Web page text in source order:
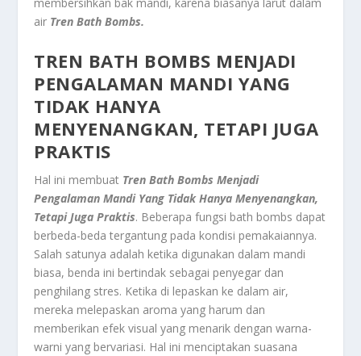
membersihkan bak mandi, karena biasanya larut dalam
air Tren Bath Bombs.
TREN BATH BOMBS MENJADI
PENGALAMAN MANDI YANG
TIDAK HANYA
MENYENANGKAN, TETAPI JUGA
PRAKTIS
Hal ini membuat Tren Bath Bombs Menjadi
Pengalaman Mandi Yang Tidak Hanya Menyenangkan,
Tetapi Juga Praktis. Beberapa fungsi bath bombs dapat
berbeda-beda tergantung pada kondisi pemakaiannya.
Salah satunya adalah ketika digunakan dalam mandi
biasa, benda ini bertindak sebagai penyegar dan
penghilang stres. Ketika di lepaskan ke dalam air,
mereka melepaskan aroma yang harum dan
memberikan efek visual yang menarik dengan warna-
warni yang bervariasi. Hal ini menciptakan suasana